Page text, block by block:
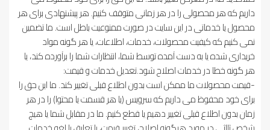
داریم که هر محصولی را در هر زمانی متوقف کنیم. هر پیشنهادی برای هر
محصول یا خدماتی در این سایت در صورت ممنوعیت باطل است. ما تضمین
نمی کنیم که کیفیت محصولات، خدمات، اطلاعات، یا هر گونه مواد
خریداری شده یا به دست آمده توسط شما، انتظارات شما را برآورده کند، یا
هر گونه خطا در خدمات اصلاح شود.تعدیل خدمات و قیمت:
-قیمت محصولات ما ممکن است بدون اطلاع قبلی تغییر کند. ما این حق را
برای خود محفوظ می داریم که سرویس (یا هر قسمت یا محتوا) را در هر
زمان بدون اطلاع قبلی تغییر دهیم یا قطع کنیم. ما در مقابل شما یا هیچ